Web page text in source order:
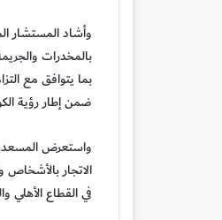
وأشاد المستشار
بالمخدرات
بما يتوافق مع
ضمن إطار رؤية الكويت 2035 التي تضع الشفافية والمساءلة في صميم
واستعرض المسعد،
في القطاع الأهلي